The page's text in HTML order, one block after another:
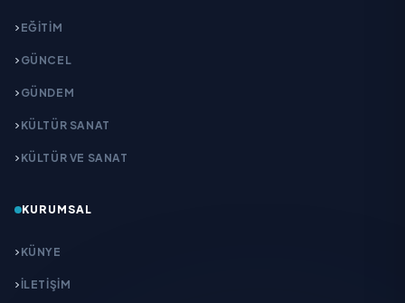
EĞITIM
GÜNCEL
GÜNDEM
KÜLTÜR SANAT
KÜLTÜR VE SANAT
KURUMSAL
KÜNYE
İLETIŞIM